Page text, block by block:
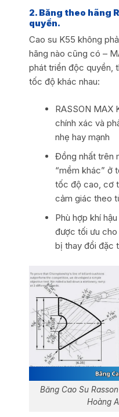
2. Băng theo hãng
quyền.
Cao su K55 không
hãng nào cũng có –
phát triển độc quyền,
tốc độ khác nhau:
RASSON MAX
chính xác và
nhẹ hay mạnh
Đồng nhất trên
“mềm khác” ở
tốc độ cao, cơ
cảm giác theo
Phù hợp khí
được tối ưu
bị thay đổi đặc
Băng Cao Su
Hoàng